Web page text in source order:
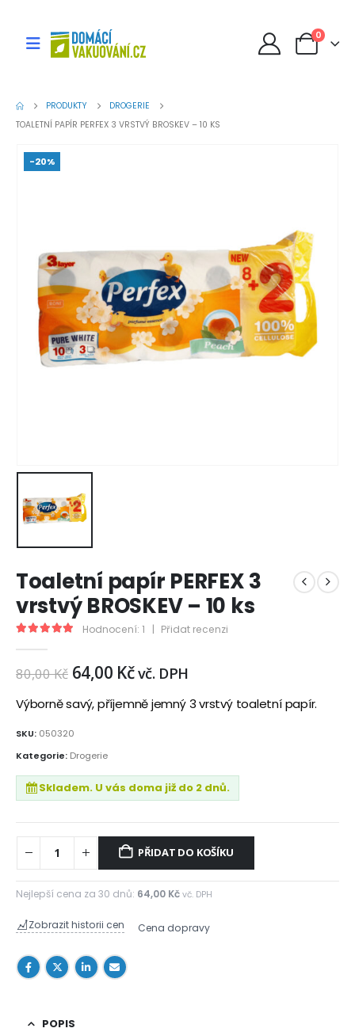
0
PRODUKTY
DROGERIE
TOALETNÍ PAPÍR PERFEX 3 VRSTVÝ BROSKEV – 10 KS
-20%
Toaletní papír PERFEX 3
vrstvý BROSKEV – 10 ks
Hodnocení:1 | Přidat recenzi
80,00Kč 64,00 Kčvč. DPH
Výborně savý, příjemně jemný 3 vrstvý toaletní papír.
SKU: 050320
Kategorie: Drogerie
Skladem. U vás doma již do 2 dnů.
PŘIDAT DO KOŠÍKU
Nejlepší cena za 30 dnů: 64,00 Kč vč. DPH
Zobrazit historii cen Cena dopravy
POPIS